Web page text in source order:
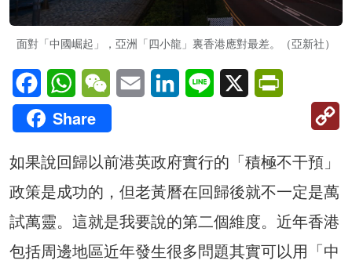
面對「中國崛起」，亞洲「四小龍」裏香港應對最差。（亞新社）
FacebookWhatsAppWeChatEmail LinkedInLine X
Share
如果說回歸以前港英政府實行的「積極不干預」
政策是成功的，但老黃曆在回歸後就不一定是萬
試萬靈。這就是我要說的第二個維度。近年香港
包括周邊地區近年發生很多問題其實可以用「中